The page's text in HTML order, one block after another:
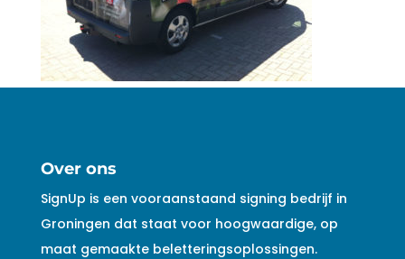
Over ons
SignUp is een vooraanstaand signing bedrijf in
Groningen dat staat voor hoogwaardige, op
maat gemaakte beletteringsoplossingen.